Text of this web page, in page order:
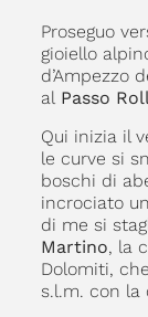
Proseguo
gioiello
d’Ampezzo
al Passo
Qui inizia il
le curve si
boschi di
incrociato
di me si
Martino, la
Dolomiti,
s.l.m. con la